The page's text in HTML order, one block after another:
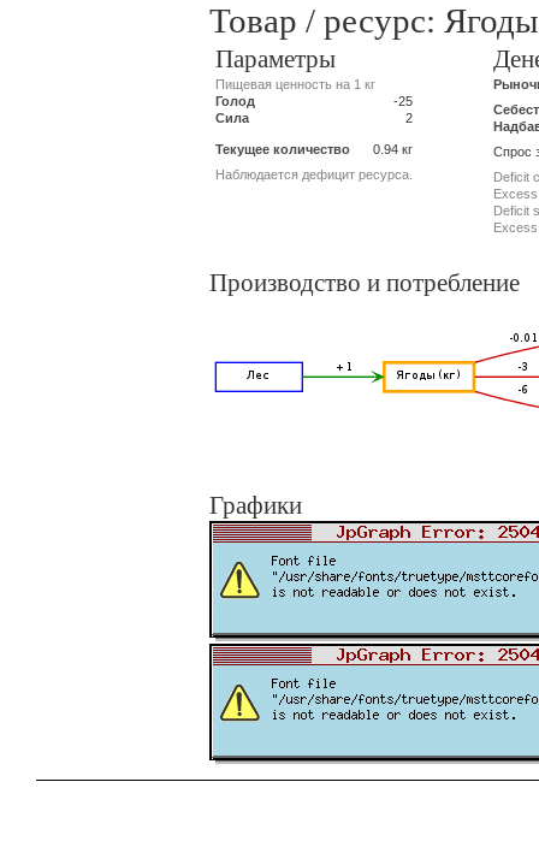
Товар / ресурс: Ягоды
Параметры
Пищевая ценность на 1 кг
Голод
-25
Сила
2
Текущее количество
0.94 кг
Наблюдается дефицит ресурса.
Спрос
Deficit
Deficit
Производство и потребление
Графики